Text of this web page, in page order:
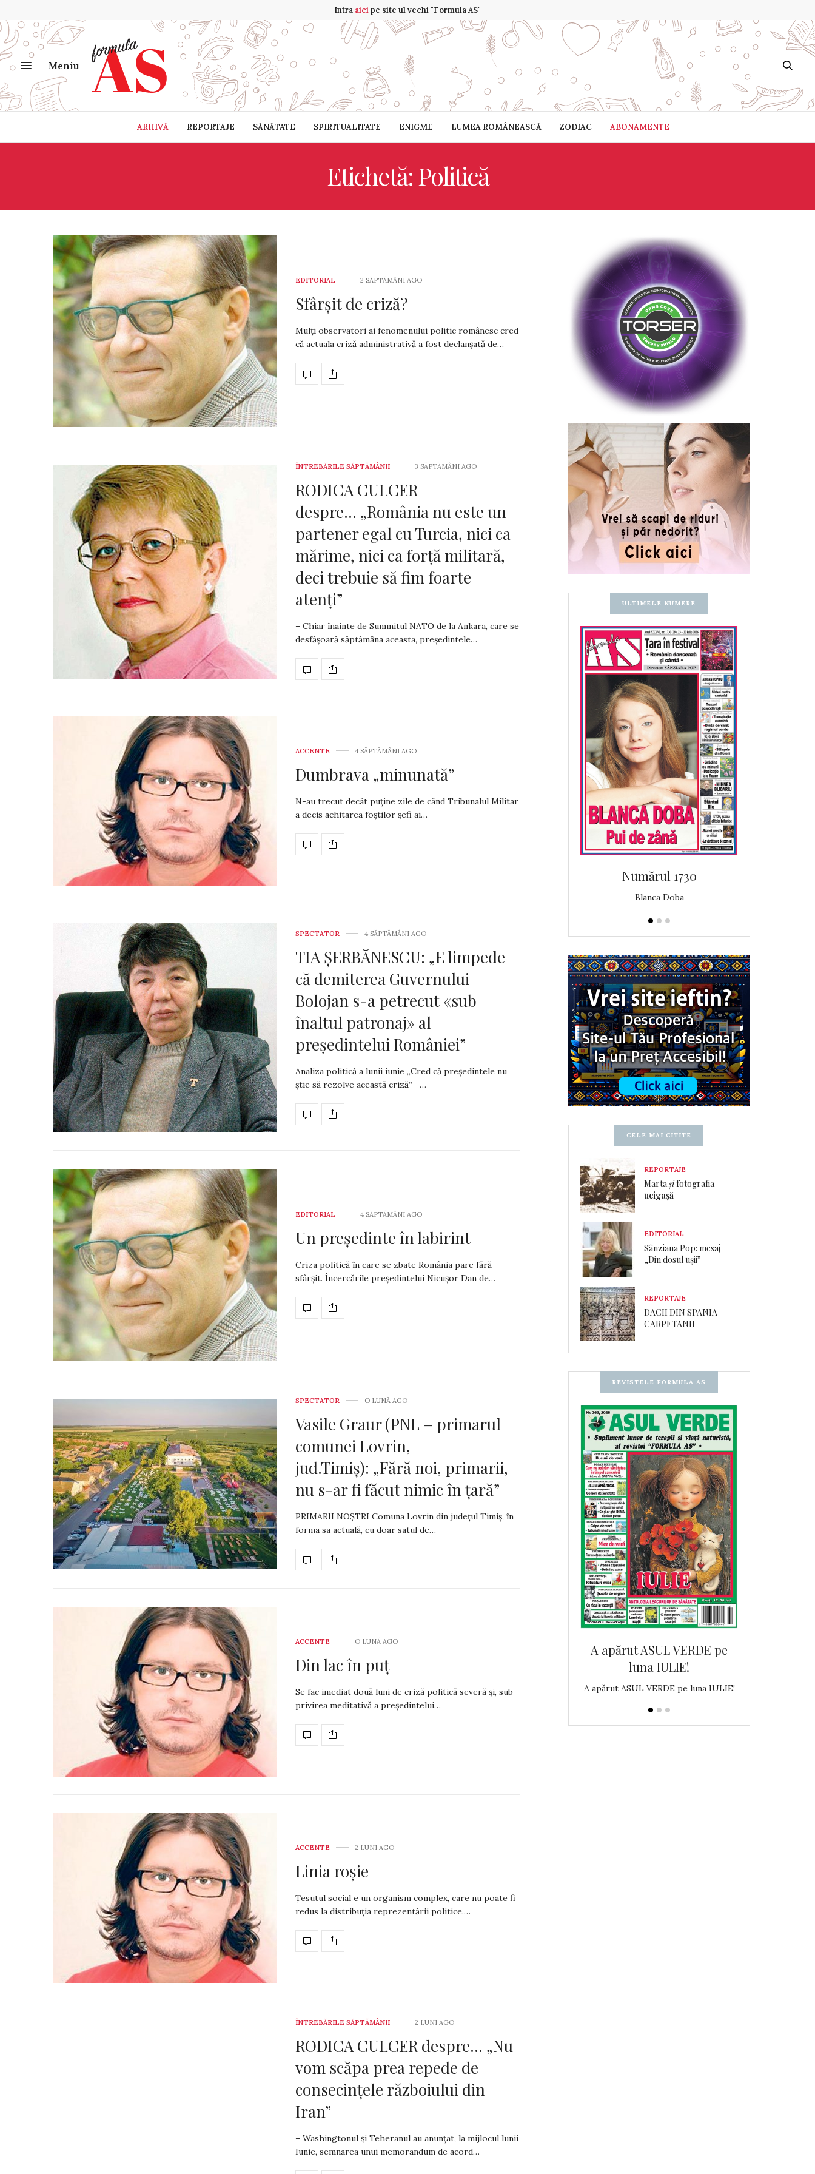
Intra aicipe site ul vechi "Formula AS"
Meniu
ARHIVĂ REPORTAJE SĂNĂTATE SPIRITUALITATE ENIGME LUMEA ROMÂNEASCĂ ZODIAC ABONAMENTE
Etichetă: Politică
EDITORIAL 2 SĂPTĂMÂNI AGO
Sfârșit de criză?
Mulți observatori ai fenomenului politic românesc cred
că actuala criză administrativă a fost declanșată de…
ÎNTREBĂRILE SĂPTĂMÂNII 3 SĂPTĂMÂNI AGO
RODICA CULCER
despre… „România nu este un
partener egal cu Turcia, nici ca
mărime, nici ca forță militară,
deci trebuie să fim foarte
atenți”
– Chiar înainte de Summitul NATO de la Ankara, care se
desfășoară săptămâna aceasta, președintele…
ACCENTE 4 SĂPTĂMÂNI AGO
Dumbrava „minunată”
N-au trecut decât puține zile de când Tribunalul Militar
a decis achitarea foștilor șefi ai…
SPECTATOR 4 SĂPTĂMÂNI AGO
TIA ȘERBĂNESCU: „E limpede
că demiterea Guvernului
Bolojan s-a petrecut «sub
înaltul patronaj» al
președintelui României”
Analiza politică a lunii iunie „Cred că președintele nu
știe să rezolve această criză” –…
EDITORIAL 4 SĂPTĂMÂNI AGO
Un președinte în labirint
Criza politică în care se zbate România pare fără
sfârșit. Încercările președintelui Nicușor Dan de…
SPECTATOR O LUNĂ AGO
Vasile Graur (PNL – primarul
comunei Lovrin,
jud.Timiș): „Fără noi, primarii,
nu s-ar fi făcut nimic în țară”
PRIMARII NOȘTRI Comuna Lovrin din județul Timiș, în
forma sa actuală, cu doar satul de…
ACCENTE O LUNĂ AGO
Din lac în puț
Se fac imediat două luni de criză politică severă și, sub
privirea meditativă a președintelui…
ACCENTE 2 LUNI AGO
Linia roșie
Țesutul social e un organism complex, care nu poate fi
redus la distribuția reprezentării politice.…
ÎNTREBĂRILE SĂPTĂMÂNII 2 LUNI AGO
RODICA CULCER despre… „Nu
vom scăpa prea repede de
consecințele războiului din
Iran”
– Washingtonul și Teheranul au anunțat, la mijlocul lunii
Iunie, semnarea unui memorandum de acord…
ULTIMELE NUMERE
Numărul 1730
Blanca Doba
CELE MAI CITITE
REPORTAJE
Martașifotografia
ucigașă
EDITORIAL
Sânziana Pop: mesaj
„Din dosul ușii”
REPORTAJE
DACII DIN SPANIA –
CARPETANII
REVISTELE FORMULA AS
A apărut AS-ul VERDE pe luna MAI!
A apărut ASUL VERDE pe
luna IULIE!
A apărut ASUL VERDE pe luna IULIE!